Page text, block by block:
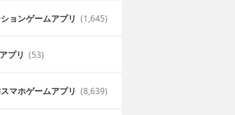
ョンゲームアプリ (1,645)
プリ (53)
マホゲームアプリ (8,639)